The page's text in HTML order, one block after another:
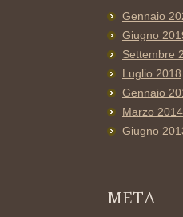
Gennaio
Giugno
Settembre
Luglio 2018
Gennaio
Marzo 2014
Giugno
META